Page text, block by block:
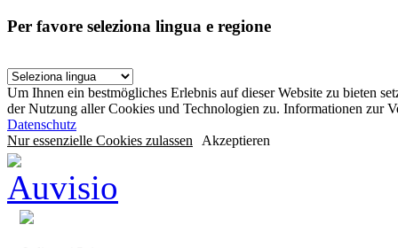
Per favore seleziona lingua e regione
Um Ihnen ein bestmögliches Erlebnis auf dieser Website zu bieten
der Nutzung aller Cookies und Technologien zu. Informationen zur
Datenschutz
Nur essenzielle Cookies zulassen Akzeptieren